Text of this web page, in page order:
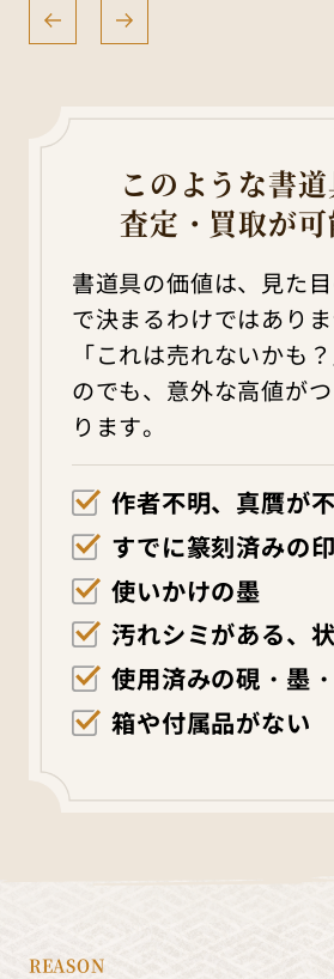
このような書道
査定・買取が
書道具の価値は、見た
で決まるわけではありま
「これは売れないかも
のでも、意外な高値が
ります。
作者不明、真贋が
すでに篆刻済みの
使いかけの墨
汚れシミがある、
使用済みの硯・墨
箱や付属品がない
REASON